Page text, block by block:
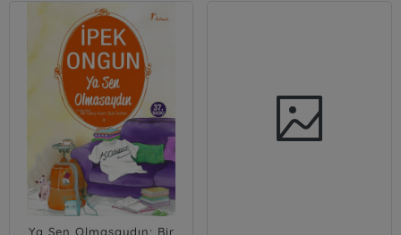
Ya Sen Olmasaydın; Bir